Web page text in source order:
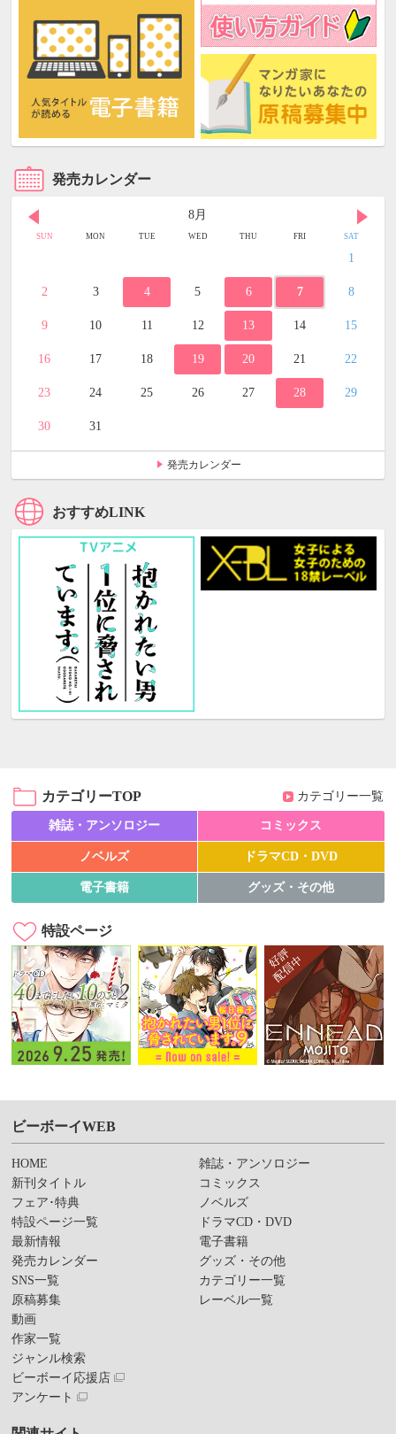
発売カレンダー
8月
SUN MON TUE WED THU FRI SAT
1
2 3 4 5 6 7 8
9 10 11 12 13 14 15
16 17 18 19 20 21 22
23 24 25 26 27 28 29
30 31
発売カレンダー
おすすめLINK
カテゴリーTOP カテゴリー一覧
雑誌・アンソロジー コミックス
ノベルズ ドラマCD・DVD
電子書籍 グッズ・その他
特設ページ
ビーボーイWEB
HOME
新刊タイトル
フェア･特典
特設ページ一覧
最新情報
発売カレンダー
SNS一覧
原稿募集
動画
作家一覧
ジャンル検索
ビーボーイ応援店
アンケート
雑誌・アンソロジー
コミックス
ノベルズ
ドラマCD・DVD
電子書籍
グッズ・その他
カテゴリー一覧
レーベル一覧